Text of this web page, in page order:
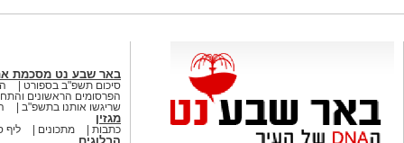
באר שבע נט מסכמת
סיכום תשפ"ב בספורט
הפרסומים הראשונים
שריגשו אותנו בתשפ"ב
מגזין
כתבות מתכונים ליף